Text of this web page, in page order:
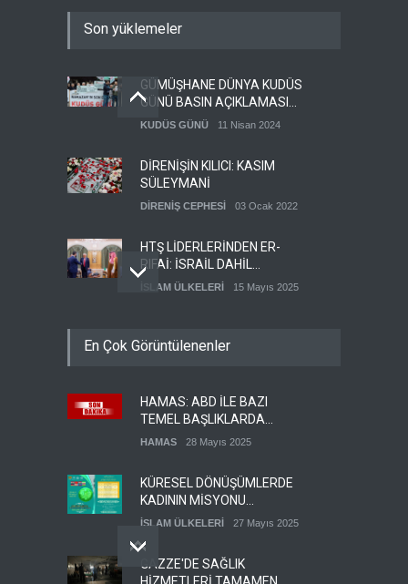
Son yüklemeler
GÜMÜŞHANE DÜNYA KUDÜS
GÜNÜ BASIN AÇIKLAMASI
(VİDEO-FOTO)
KUDÜS GÜNÜ 11 Nisan 2024
DİRENİŞİN KILICI: KASIM
SÜLEYMANİ
DİRENİŞ CEPHESİ 03 Ocak 2022
HTŞ LİDERLERİNDEN ER-
RIFAİ: İSRAİL DAHİL
HERKESLE BARIŞ
İSLAM ÜLKELERİ 15 Mayıs 2025
TEMSİLCİSİ EBU
İŞGALCİ İSRAİL ORDUSU
YEDEK ASKERLERİ GÖREVE
ÇAĞIRDI
SİYONİST REJİM 27 Mayıs 2025
En Çok Görüntülenenler
HAMAS: ABD İLE BAZI
TEMEL BAŞLIKLARDA
MUTABAKATA VARDIK
HAMAS 28 Mayıs 2025
KÜRESEL DÖNÜŞÜMLERDE
KADININ MİSYONU
KONFERANSI
İSLAM ÜLKELERİ 27 Mayıs 2025
GAZZE'DE SAĞLIK
HİZMETLERİ TAMAMEN